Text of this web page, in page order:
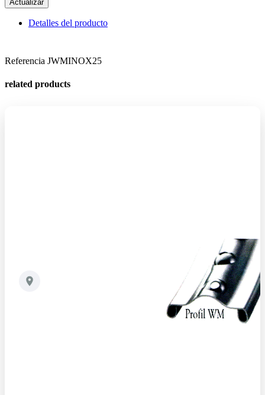
Detalles del producto
Referencia JWMINOX25
related products